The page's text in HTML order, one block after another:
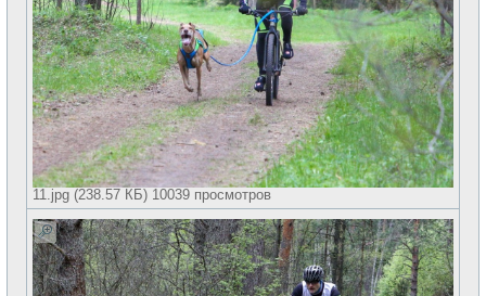
11.jpg (238.57 КБ) 10039 просмотров